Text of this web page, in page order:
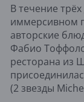
В течение
иммерсивном
авторские
Фабио
ресторана из
(2 звезды